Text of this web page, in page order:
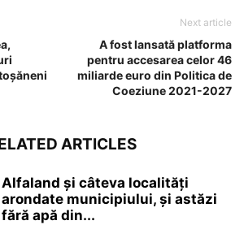
Next article
A fost lansată platforma
pentru accesarea celor 46
miliarde euro din Politica de
Coeziune 2021-2027
ARTICLES
Alfaland și câteva localități
arondate municipiului, și astăzi
fără apă din...